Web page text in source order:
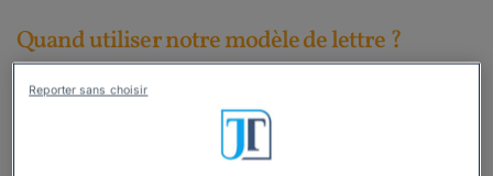
Quand utiliser notre modèle de lettre ?
Ce modèle de lettre à télécharger
au moins 2 jours après la tenue de l'entretien
préalable réalisé avec le salarié fautif.
En tant que sanction disciplinaire modifiant le contrat de
Reporter sans choisir